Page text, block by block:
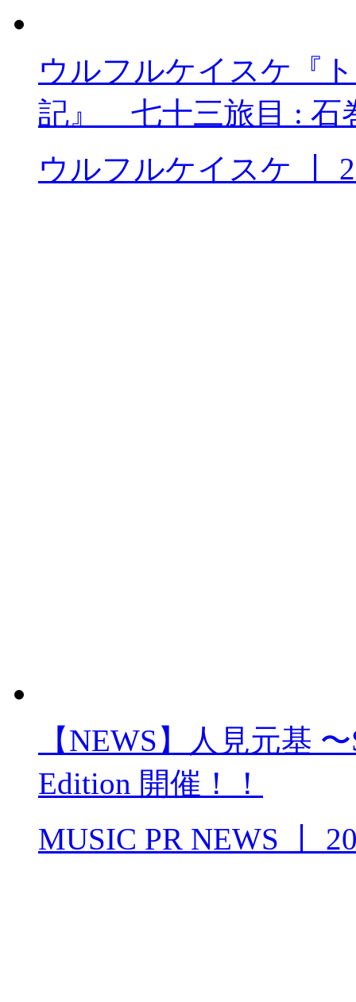
ウルフルケイスケ『
記』 七十三旅目 : 石
ウルフルケイスケ
【NEWS】人見元基
Edition 開催！！
MUSIC PR NEWS